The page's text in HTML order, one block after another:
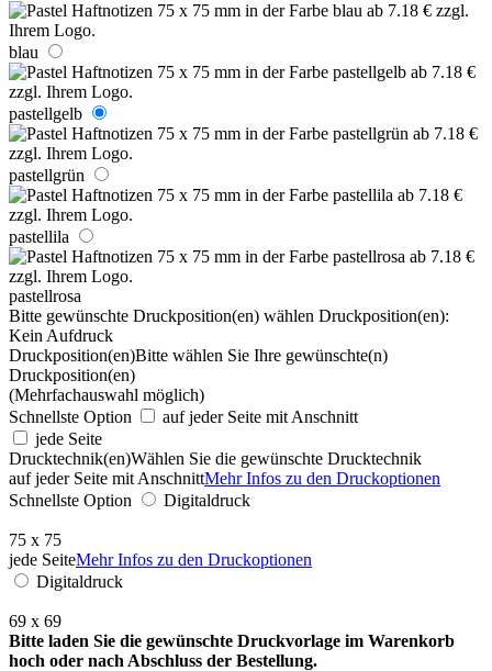
blau
pastellgelb
pastellgrün
pastellila
pastellrosa
Bitte gewünschte Druckposition(en) wählen Druckposition(en):
Kein Aufdruck
Druckposition(en)Bitte wählen Sie Ihre gewünschte(n)
Druckposition(en)
(Mehrfachauswahl möglich)
Schnellste Option
auf jeder Seite mit Anschnitt
jede Seite
Drucktechnik(en)Wählen Sie die gewünschte Drucktechnik
auf jeder Seite mit AnschnittMehr Infos zu den Druckoptionen
Schnellste Option
Digitaldruck
75 x 75
jede SeiteMehr Infos zu den Druckoptionen
Digitaldruck
69 x 69
Bitte laden Sie die gewünschte Druckvorlage im Warenkorb
hoch oder nach Abschluss der Bestellung.